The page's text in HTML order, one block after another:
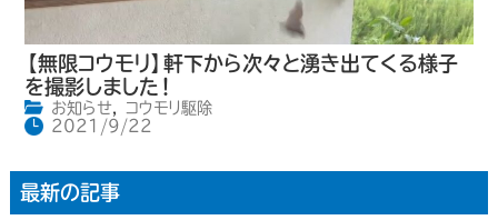
【無限コウモリ】軒下から次々と湧き出てくる様子
を撮影しました！
お知らせ,
コウモリ駆除
2021/9/22
最新の記事